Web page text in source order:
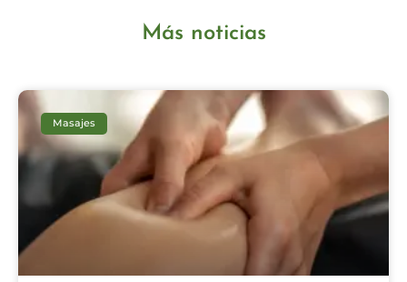
Más noticias
Masajes